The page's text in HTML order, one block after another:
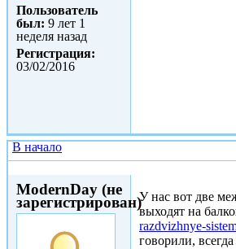
Пользователь
был: 9 лет 1
неделя назад
Регистрация:
03/02/2016
В начало
ModernDay (не
зарегистрирован)У нас вот две
выходят на
razdvizhnye-
говорили,